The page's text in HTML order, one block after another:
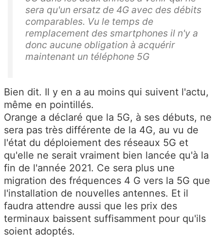
sera qu'un ersatz de 4G avec des débits
comparables. Vu le temps de
remplacement des smartphones il n'y a
donc aucune obligation à acquérir
maintenant un téléphone 5G
Bien dit. Il y en a au moins qui suivent l'actu,
même en pointillés.
Orange a déclaré que la 5G, à ses débuts, ne
sera pas très différente de la 4G, au vu de
l'état du déploiement des réseaux 5G et
qu'elle ne serait vraiment bien lancée qu'à la
fin de l'année 2021. Ce sera plus une
migration des fréquences 4 G vers la 5G que
l'installation de nouvelles antennes. Et il
faudra attendre aussi que les prix des
terminaux baissent suffisamment pour qu'ils
soient adoptés.